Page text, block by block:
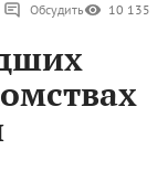
Обсудить 10 135